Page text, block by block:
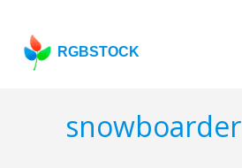
RGBSTOCK
snowboarder